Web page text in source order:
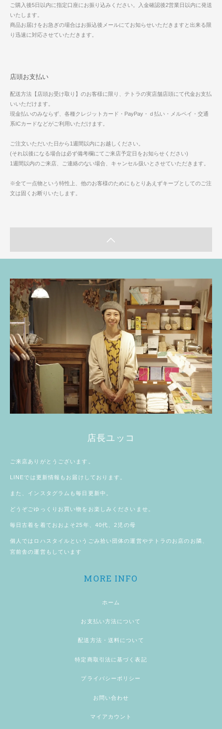
ご購入後5日以内に指定口座にお振り込みください。入金確認後2営業日以内に発送
いたします。
商品お届けをお急ぎの場合はお振込後メールにてお知らせいただきますと出来る限
り迅速に対応させていただきます。
店頭お支払い
配送方法【店頭お受け取り】のお客様に限り、テトラの実店舗店頭にて代金お支払
いいただけます。
現金払いのみならず、各種クレジットカード・PayPay・ｄ払い・メルペイ・交通
系ICカードなどがご利用いただけます。
ご注文いただいた日から1週間以内にお越しください。
(それ以後になる場合は必ず備考欄にてご来店予定日をお知らせください)
1週間以内のご来店、ご連絡のない場合、キャンセル扱いとさせていただきます。
※全て一点物という特性上、他のお客様のためにもとりあえずキープとしてのご注
文は固くお断りいたします。
店長ユッコ
ご来店ありがとうございます。
LINEでは更新情報もお届けしております。
また、 インスタグラム も毎日更新中。
どうぞごゆっくりお買い物をお楽しみくださいませ。
毎日古着を着ておおよそ25年、40代、2児の母
個人では ロハスタイル というごみ拾い団体の運営やテトラのお店のお隣、
宮前舎の運営もしています
MORE INFO
ホーム
お支払い方法について
配送方法・送料について
特定商取引法に基づく表記
プライバシーポリシー
お問い合わせ
マイアカウント